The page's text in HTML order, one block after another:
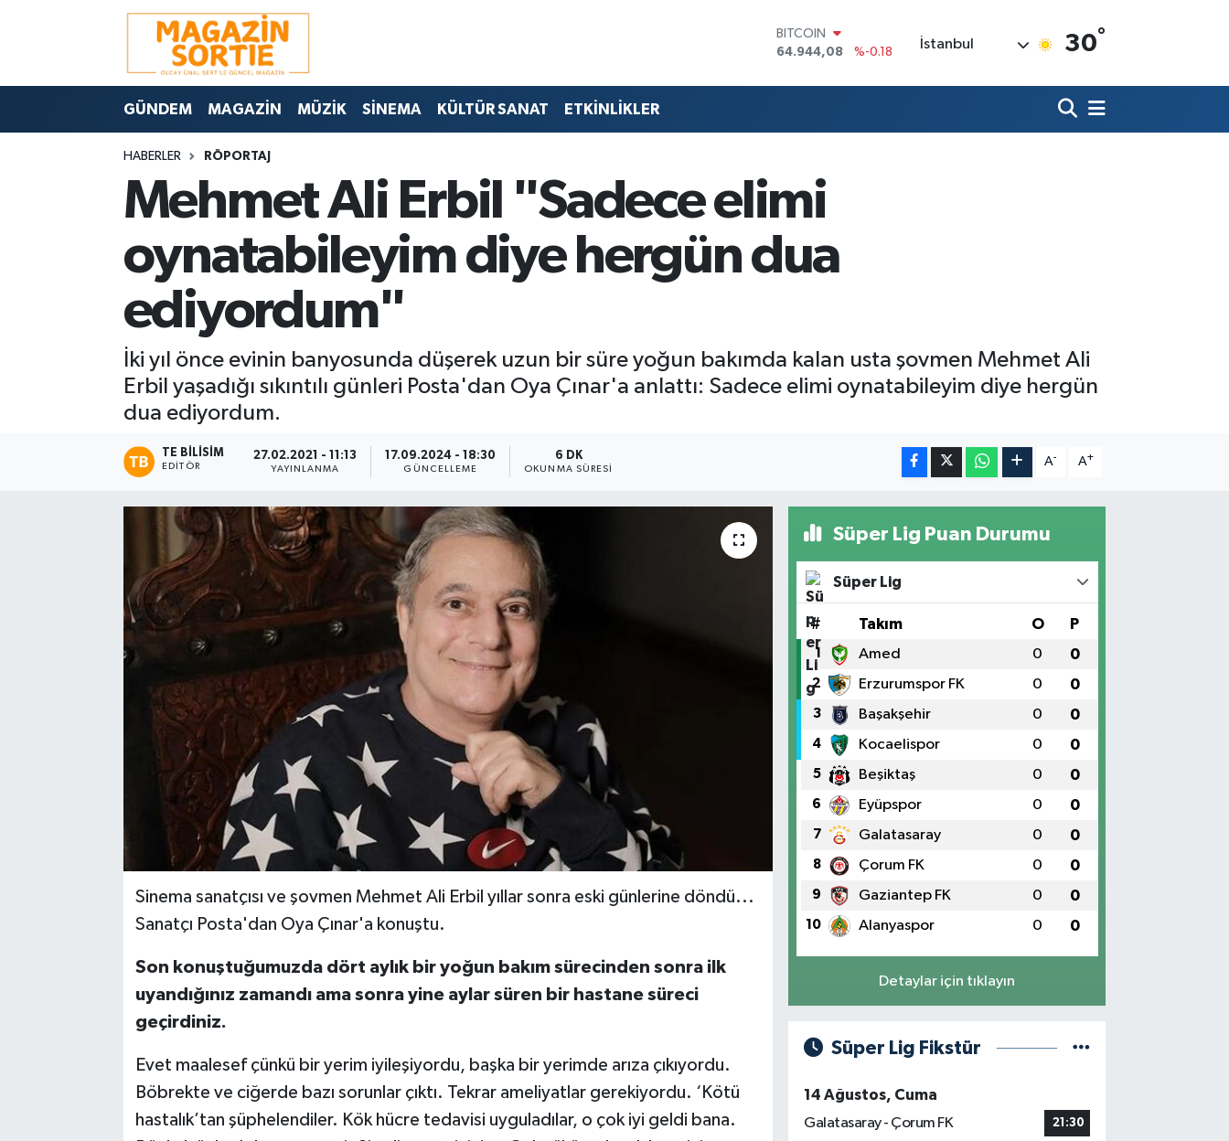
DOLAR
47,7436
%0.18
BİST100
13.779
İstanbul 30°
GÜNDEM MAGAZİN MÜZİK SİNEMA KÜLTÜR SANAT ETKİNLİKLER
HABERLER RÖPORTAJ
Mehmet Ali Erbil "Sadece elimi
oynatabileyim diye hergün dua
ediyordum"
İki yıl önce evinin banyosunda düşerek uzun bir süre yoğun bakımda kalan usta şovmen Mehmet Ali
Erbil yaşadığı sıkıntılı günleri Posta'dan Oya Çınar'a anlattı: Sadece elimi oynatabileyim diye hergün
dua ediyordum.
TE BILISIM
EDITÖR
27.02.2021 - 11:13
YAYINLANMA
17.09.2024 - 18:30
GÜNCELLEME
6 DK
OKUNMA SÜRESI
A- A+
Sinema sanatçısı ve şovmen Mehmet Ali Erbil yıllar sonra eski günlerine döndü...
Sanatçı Posta'dan Oya Çınar'a konuştu.
Son konuştuğumuzda dört aylık bir yoğun bakım sürecinden sonra ilk
uyandığınız zamandı ama sonra yine aylar süren bir hastane süreci
geçirdiniz.
Evet maalesef çünkü bir yerim iyileşiyordu, başka bir yerimde arıza çıkıyordu.
Böbrekte ve ciğerde bazı sorunlar çıktı. Tekrar ameliyatlar gerekiyordu. ‘Kötü
hastalık’tan şüphelendiler. Kök hücre tedavisi uyguladılar, o çok iyi geldi bana.
Süper Lig Puan Durumu
Süper Lig
# Takım O P
1 Amed 0 0
2 Erzurumspor FK 0 0
3 Başakşehir 0 0
4 Kocaelispor 0 0
5 Beşiktaş 0 0
6 Eyüpspor 0 0
7 Galatasaray 0 0
8 Çorum FK 0 0
9 Gaziantep FK 0 0
10 Alanyaspor 0 0
Detaylar için tıklayın
Süper Lig Fikstür
14 Ağustos, Cuma
Galatasaray - Çorum FK
21:30
Nöbetçi Eczaneler
Hava Durumu
Trafik Durumu
Süper Lig Puan Durumu ve Fikstür
Tüm Manşetler
Son Dakika Haberleri
Haber Arşivi